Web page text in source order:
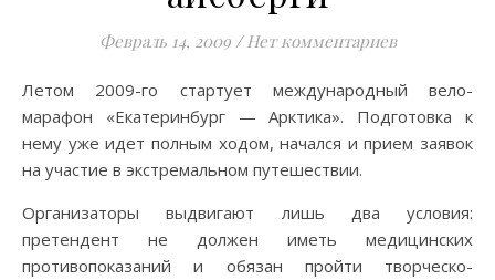
Февраль 14, 2009 / Нет комментариев
Летом 2009-го стартует международный вело-
марафон «Екатеринбург — Арктика». Подготовка к
нему уже идет полным ходом, начался и прием заявок
на участие в экстремальном путешествии.
Организаторы выдвигают лишь два условия:
претендент не должен иметь медицинских
противопоказаний и обязан пройти творческо-